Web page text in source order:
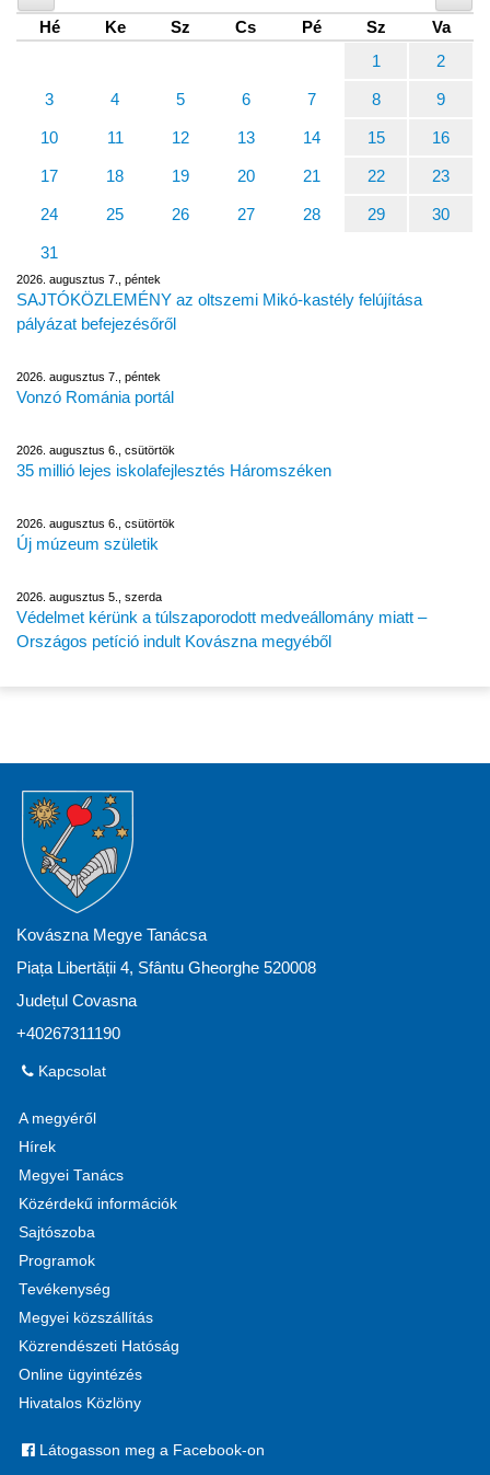
Hé
Ke Sz Cs Pé Sz
Va
1
2
3 4 5 6 7 8 9
10 11 12 13 14 15 16
17 18 19 20 21 22 23
24 25 26 27 28 29 30
31
2026. augusztus 7., péntek
SAJTÓKÖZLEMÉNY az oltszemi Mikó-kastély felújítása
pályázat befejezésőről
2026. augusztus 7., péntek
Vonzó Románia portál
2026. augusztus 6., csütörtök
35 millió lejes iskolafejlesztés Háromszéken
2026. augusztus 6., csütörtök
Új múzeum születik
2026. augusztus 5., szerda
Védelmet kérünk a túlszaporodott medveállomány miatt –
Országos petíció indult Kovászna megyéből
Kovászna Megye Tanácsa
Piața Libertății 4, Sfântu Gheorghe 520008
Județul Covasna
+40267311190
Kapcsolat
A megyéről
Hírek
Megyei Tanács
Közérdekű információk
Sajtószoba
Programok
Tevékenység
Megyei közszállítás
Közrendészeti Hatóság
Online ügyintézés
Hivatalos Közlöny
Látogasson meg a Facebook-on